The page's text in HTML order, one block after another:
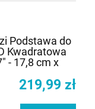
Podstawa do
Kwadratowa
- 17,8 cm x
219,99 zł